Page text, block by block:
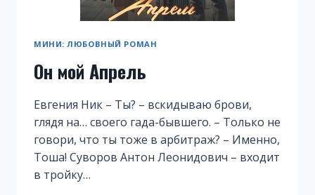
МИНИ: ЛЮБОВНЫЙ РОМАН
Он мой Апрель
Евгения Ник – Ты? – вскидываю брови,
глядя на… своего гада-бывшего. – Только не
говори, что ты тоже в арбитраж? – Именно,
Тоша! Суворов Антон Леонидович – входит
в тройку…